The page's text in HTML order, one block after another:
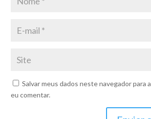
Salvar meus dados neste navegador para
eu comentar.